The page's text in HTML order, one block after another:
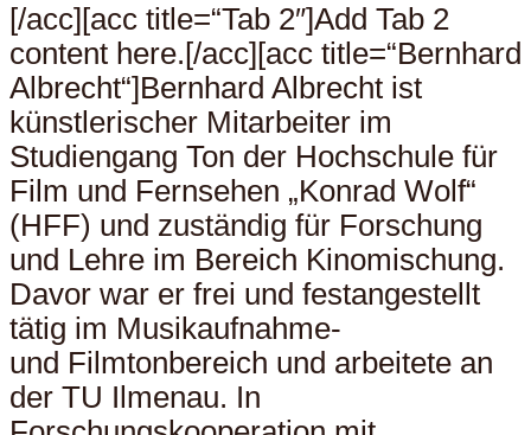
[/acc][acc title=“Tab 2″]Add Tab 2
content here.[/acc][acc title=“Bernhard
Albrecht“]Bernhard Albrecht ist
künstlerischer Mitarbeiter im
Studiengang Ton der Hochschule für
Film und Fernsehen „Konrad Wolf“
(HFF) und zuständig für Forschung
und Lehre im Bereich Kinomischung.
Davor war er frei und festangestellt
tätig im Musikaufnahme-
und Filmtonbereich und arbeitete an
der TU Ilmenau. In